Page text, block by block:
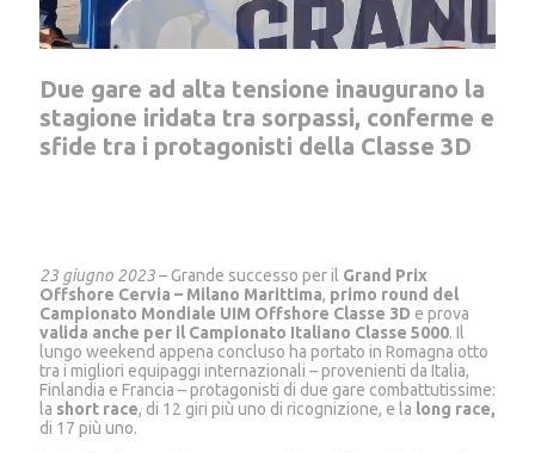
Due gare ad alta tensione inaugurano la
stagione iridata tra sorpassi, conferme e
sfide tra i protagonisti della Classe 3D
23 giugno 2023– Grande successo per il Grand Prix
Offshore Cervia – Milano Marittima, primo round del
Campionato Mondiale UIM Offshore Classe 3D e prova
valida anche per il Campionato Italiano Classe 5000. Il
lungo weekend appena concluso ha portato in Romagna otto
tra i migliori equipaggi internazionali – provenienti da Italia,
Finlandia e Francia – protagonisti di due gare combattutissime:
la short race, di 12 giri più uno di ricognizione, e la long race,
di 17 più uno.